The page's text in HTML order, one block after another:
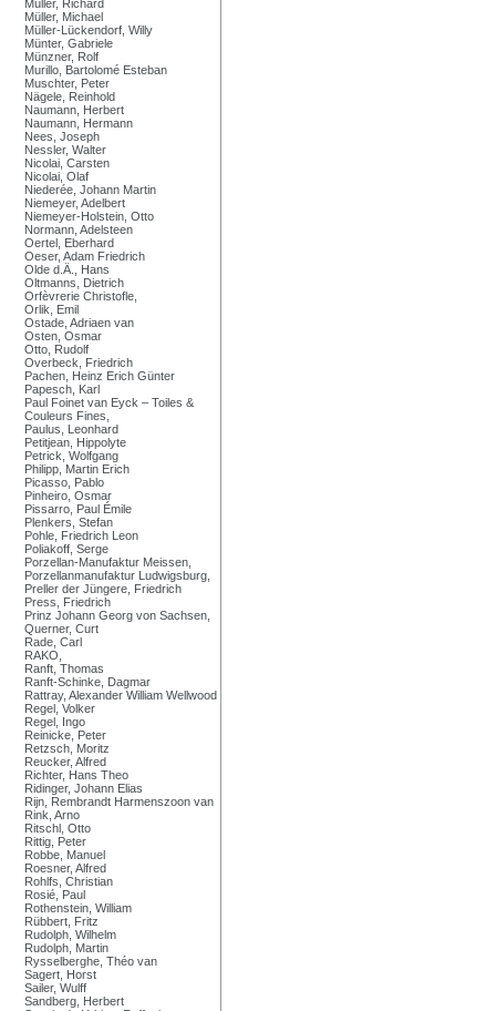
Müller, Richard
Müller, Michael
Müller-Lückendorf, Willy
Münter, Gabriele
Münzner, Rolf
Murillo, Bartolomé Esteban
Muschter, Peter
Nägele, Reinhold
Naumann, Herbert
Naumann, Hermann
Nees, Joseph
Nessler, Walter
Nicolai, Carsten
Nicolai, Olaf
Niederée, Johann Martin
Niemeyer, Adelbert
Niemeyer-Holstein, Otto
Normann, Adelsteen
Oertel, Eberhard
Oeser, Adam Friedrich
Olde d.Ä., Hans
Oltmanns, Dietrich
Orfèvrerie Christofle,
Orlik, Emil
Ostade, Adriaen van
Osten, Osmar
Otto, Rudolf
Overbeck, Friedrich
Pachen, Heinz Erich Günter
Papesch, Karl
Paul Foinet van Eyck – Toiles &
Couleurs Fines,
Paulus, Leonhard
Petitjean, Hippolyte
Petrick, Wolfgang
Philipp, Martin Erich
Picasso, Pablo
Pinheiro, Osmar
Pissarro, Paul Émile
Plenkers, Stefan
Pohle, Friedrich Leon
Poliakoff, Serge
Porzellan-Manufaktur Meissen,
Porzellanmanufaktur Ludwigsburg,
Preller der Jüngere, Friedrich
Press, Friedrich
Prinz Johann Georg von Sachsen,
Querner, Curt
Rade, Carl
RAKO,
Ranft, Thomas
Ranft-Schinke, Dagmar
Rattray, Alexander William Wellwood
Regel, Volker
Regel, Ingo
Reinicke, Peter
Retzsch, Moritz
Reucker, Alfred
Richter, Hans Theo
Ridinger, Johann Elias
Rijn, Rembrandt Harmenszoon van
Rink, Arno
Ritschl, Otto
Rittig, Peter
Robbe, Manuel
Roesner, Alfred
Rohlfs, Christian
Rosié, Paul
Rothenstein, William
Rübbert, Fritz
Rudolph, Wilhelm
Rudolph, Martin
Rysselberghe, Théo van
Sagert, Horst
Sailer, Wulff
Sandberg, Herbert